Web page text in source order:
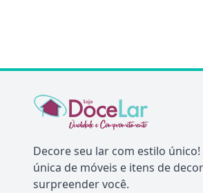
Decore seu lar com estilo
única de móveis e itens de
surpreender você.